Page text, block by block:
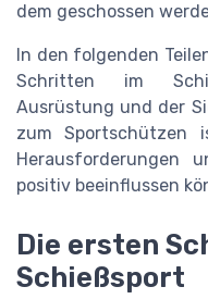
dem geschossen
In den folgenden
Schritten im
Ausrüstung und der
zum Sportschützen
Herausforderungen
positiv beeinflussen
Die ersten
Schießsport